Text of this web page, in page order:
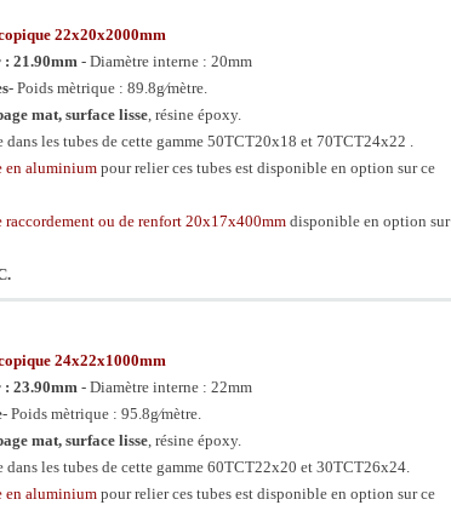
22x20x2000mm
21.90mm- Diamètre interne : 20mm
- Poids mètrique : 89.8g⁄mètre.
mat, surface lisse, résine époxy.
dans les tubes de cette gamme 50TCT20x18 et 70TCT24x22 .
en aluminium pour relier ces tubes est disponible en option sur ce
ou de renfort 20x17x400mm disponible en option sur
24x22x1000mm
23.90mm- Diamètre interne : 22mm
- Poids mètrique : 95.8g⁄mètre.
mat, surface lisse, résine époxy.
dans les tubes de cette gamme 60TCT22x20 et 30TCT26x24.
en aluminium pour relier ces tubes est disponible en option sur ce